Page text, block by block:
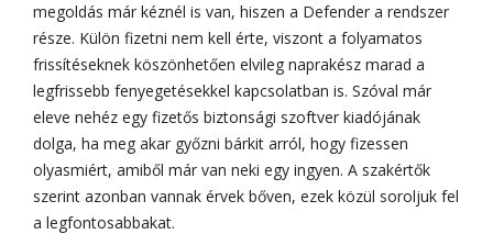
megoldás már kéznél is van, hiszen a Defender a rendszer
része. Külön fizetni nem kell érte, viszont a folyamatos
frissítéseknek köszönhetően elvileg naprakész marad a
legfrissebb fenyegetésekkel kapcsolatban is. Szóval már
eleve nehéz egy fizetős biztonsági szoftver kiadójának
dolga, ha meg akar győzni bárkit arról, hogy fizessen
olyasmiért, amiből már van neki egy ingyen. A szakértők
szerint azonban vannak érvek bőven, ezek közül soroljuk fel
a legfontosabbakat.